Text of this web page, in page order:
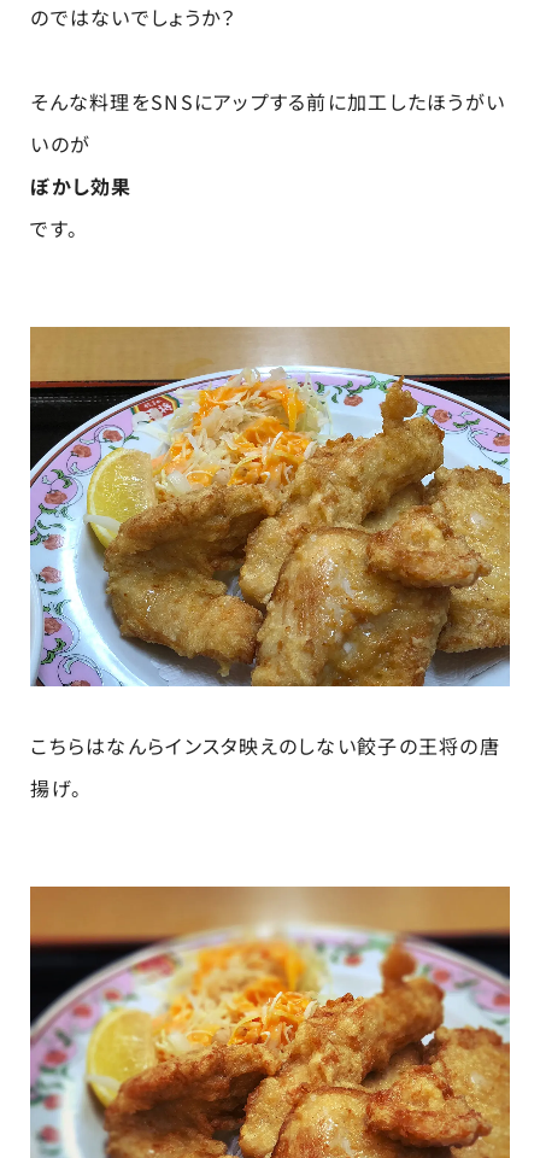
のではないでしょうか？
そんな料理をSNSにアップする前に加工したほうがい
いのが
ぼかし効果
です。
こちらはなんらインスタ映えのしない餃子の王将の唐
揚げ。